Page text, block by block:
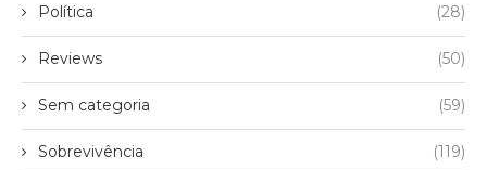
Política (28)
Reviews (50)
Sem categoria (59)
Sobrevivência (119)